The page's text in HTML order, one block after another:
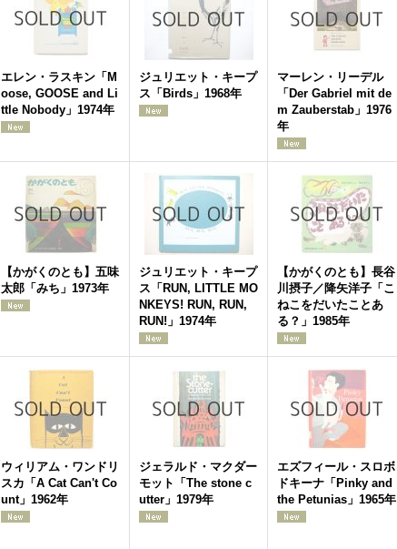
エレン・ラスキン「M
oose, GOOSE and Li
ttle Nobody」1974年
ジュリエット・キープ
ス「Birds」1968年
マーレン・リーデル
「Der Gabriel mit de
m Zauberstab」1976
年
【かがくのとも】五味
太郎「みち」1973年
ジュリエット・キープ
ス「RUN, LITTLE MO
NKEYS! RUN, RUN,
RUN!」1974年
【かがくのとも】長谷
川摂子／降矢洋子「こ
ねこをだいたことあ
る？」1985年
ウィリアム・ワンドリ
スカ「A Cat Can't Co
unt」1962年
ジェラルド・マクダー
モット「The stone c
utter」1979年
エズフィール・スロボ
ドキーナ「Pinky and
the Petunias」1965年